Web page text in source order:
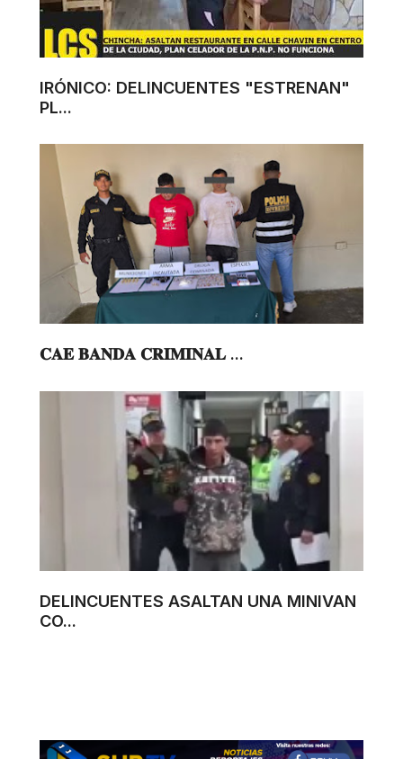
IRÓNICO: DELINCUENTES "ESTRENAN"
PL...
𝐂𝐀𝐄 𝐁𝐀𝐍𝐃𝐀 𝐂𝐑𝐈𝐌𝐈𝐍𝐀𝐋 ...
DELINCUENTES ASALTAN UNA MINIVAN
CO...